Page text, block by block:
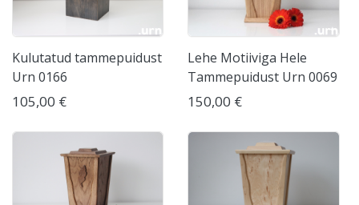
Kulutatud tammepuidust
Urn 0166
105,00 €
Lehe Motiiviga Hele
Tammepuidust Urn 0069
150,00 €